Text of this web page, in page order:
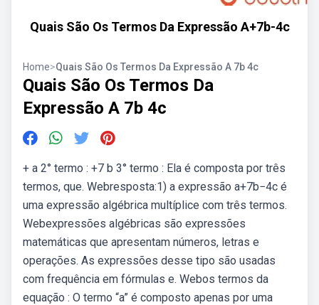
Quais São Os Termos Da Expressão A+7b-4c
Home>Quais São Os Termos Da Expressão A 7b 4c
Quais São Os Termos Da
Expressão A 7b 4c
+ a 2° termo : +7 b 3° termo : Ela é composta por três
termos, que. Webresposta:1) a expressão a+7b−4c é
uma expressão algébrica multíplice com três termos.
Webexpressões algébricas são expressões
matemáticas que apresentam números, letras e
operações. As expressões desse tipo são usadas
com frequência em fórmulas e. Webos termos da
equação : O termo “a” é composto apenas por uma